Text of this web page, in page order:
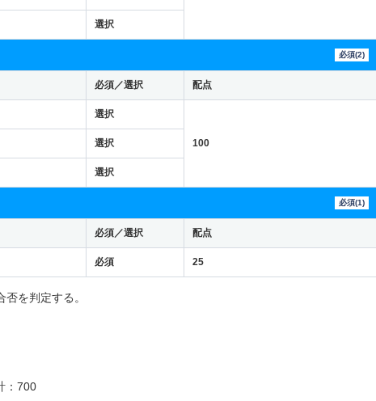
選択
必須(2)
必須／選択 配点
選択
100
選択
選択
必須(1)
必須／選択 配点
必須 25
を判定する。
：700